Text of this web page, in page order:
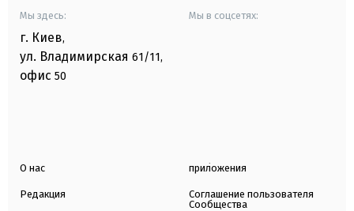
Мы здесь:
г. Киев,
ул. Владимирская 61/11,
офис 50
Мы в соцсетях:
О нас
Редакция
приложения
Соглашение пользователя
Сообщества